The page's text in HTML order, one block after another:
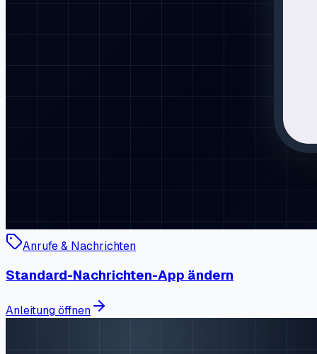
Anrufe & Nachrichten
Standard-Nachrichten-App ändern
Anleitung öffnen